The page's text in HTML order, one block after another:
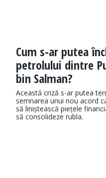
Cum s-ar putea
petrolului dintre
bin Salman?
Această criză s-ar putea
semnarea unui nou acord
să liniștească piețele
să consolideze rubla.